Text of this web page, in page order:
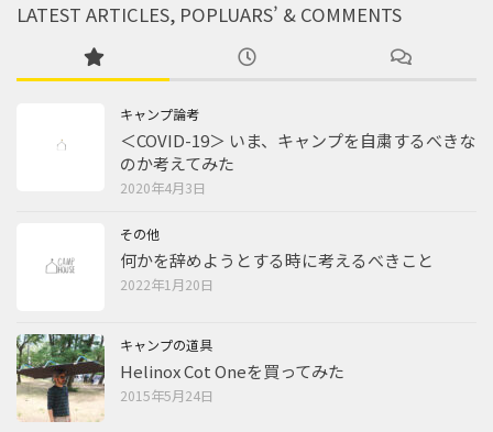
LATEST ARTICLES, POPLUARS’ & COMMENTS
キャンプ論考
＜COVID-19＞ いま、キャンプを自粛するべきな
のか考えてみた
2020年4月3日
その他
何かを辞めようとする時に考えるべきこと
2022年1月20日
キャンプの道具
Helinox Cot Oneを買ってみた
2015年5月24日